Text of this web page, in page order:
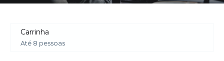
Carrinha
Até 8 pessoas